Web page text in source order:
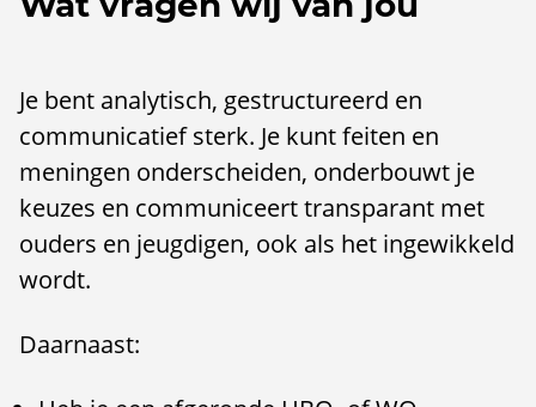
Je bent analytisch, gestructureerd en
communicatief sterk. Je kunt feiten en
meningen onderscheiden, onderbouwt je
keuzes en communiceert transparant met
ouders en jeugdigen, ook als het ingewikkeld
wordt.
Daarnaast: